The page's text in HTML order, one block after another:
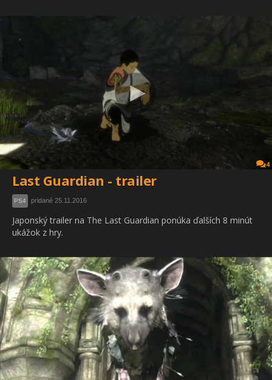
4
Last Guardian - trailer
PS4 pridané 25.11.2016
Japonský trailer na The Last Guardian ponúka ďalších 8 minút
ukážok z hry.